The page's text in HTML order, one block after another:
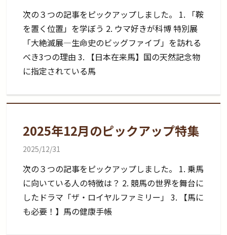
次の３つの記事をピックアップしました。 1. 「鞍
を置く位置」を学ぼう 2. ウマ好きが科博 特別展
「大絶滅展―生命史のビッグファイブ」を訪れる
べき3つの理由 3. 【日本在来馬】国の天然記念物
に指定されている馬
2025年12月のピックアップ特集
2025/12/31
次の３つの記事をピックアップしました。 1. 乗馬
に向いている人の特徴は？ 2. 競馬の世界を舞台に
したドラマ「ザ・ロイヤルファミリー」 3. 【馬に
も必要！】馬の健康手帳